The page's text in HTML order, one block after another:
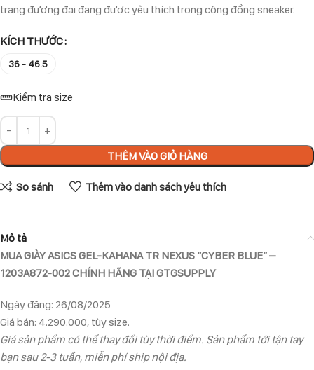
trang đương đại đang được yêu thích trong cộng đồng sneaker.
KÍCH THƯỚC
36 - 46.5
Kiểm tra size
THÊM VÀO GIỎ HÀNG
So sánh Thêm vào danh sách yêu thích
Mô tả
MUA GIÀY ASICS GEL-KAHANA TR NEXUS “CYBER BLUE” –
1203A872-002 CHÍNH HÃNG TẠI GTGSUPPLY
Ngày đăng: 26/08/2025
Giá bán: 4.290.000, tùy size.
Giá sản phẩm có thể thay đổi tùy thời điểm. Sản phẩm tới tận tay
bạn sau 2-3 tuần, miễn phí ship nội địa.